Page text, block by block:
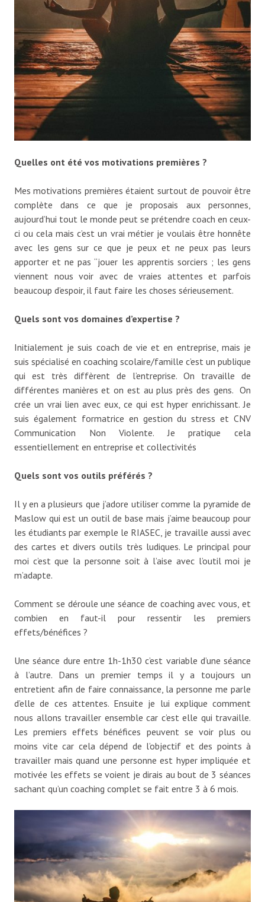
Quelles ont été vos motivations premières ?
Mes motivations premières étaient surtout de pouvoir être
complète dans ce que je proposais aux personnes,
aujourd’hui tout le monde peut se prétendre coach en ceux-
ci ou cela mais c’est un vrai métier je voulais être honnête
avec les gens sur ce que je peux et ne peux pas leurs
apporter et ne pas “jouer les apprentis sorciers ; les gens
viennent nous voir avec de vraies attentes et parfois
beaucoup d’espoir, il faut faire les choses sérieusement.
Quels sont vos domaines d’expertise ?
Initialement je suis coach de vie et en entreprise, mais je
suis spécialisé en coaching scolaire/famille c’est un publique
qui est très diffèrent de l’entreprise. On travaille de
différentes manières et on est au plus près des gens. On
crée un vrai lien avec eux, ce qui est hyper enrichissant. Je
suis également formatrice en gestion du stress et CNV
Communication Non Violente. Je pratique cela
essentiellement en entreprise et collectivités
Quels sont vos outils préférés ?
Il y en a plusieurs que j’adore utiliser comme la pyramide de
Maslow qui est un outil de base mais j’aime beaucoup pour
les étudiants par exemple le RIASEC, je travaille aussi avec
des cartes et divers outils très ludiques. Le principal pour
moi c’est que la personne soit à l’aise avec l’outil moi je
m’adapte.
Comment se déroule une séance de coaching avec vous, et
combien en faut-il pour ressentir les premiers
effets/bénéfices ?
Une séance dure entre 1h-1h30 c’est variable d’une séance
à l’autre. Dans un premier temps il y a toujours un
entretient afin de faire connaissance, la personne me parle
d’elle de ces attentes. Ensuite je lui explique comment
nous allons travailler ensemble car c’est elle qui travaille.
Les premiers effets bénéfices peuvent se voir plus ou
moins vite car cela dépend de l’objectif et des points à
travailler mais quand une personne est hyper impliquée et
motivée les effets se voient je dirais au bout de 3 séances
sachant qu’un coaching complet se fait entre 3 à 6 mois.